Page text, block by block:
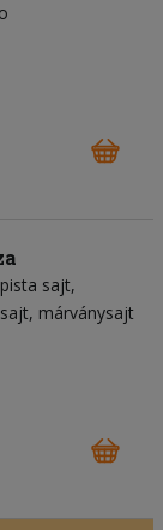
sajt
márványsajt